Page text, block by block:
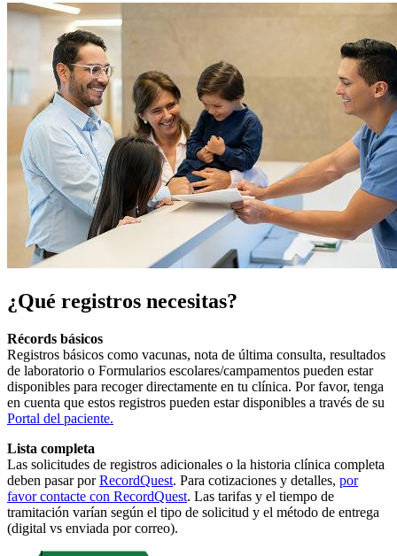
¿Qué registros necesitas?
Récords básicos
Registros básicos como vacunas, nota de última consulta, resultados
de laboratorio o Formularios escolares/campamentos pueden estar
disponibles para recoger directamente en tu clínica. Por favor, tenga
en cuenta que estos registros pueden estar disponibles a través de su
Portal del paciente.
Lista completa
Las solicitudes de registros adicionales o la historia clínica completa
deben pasar porRecordQuest. Para cotizaciones y detalles, por
favor contacte con RecordQuest. Las tarifas y el tiempo de
tramitación varían según el tipo de solicitud y el método de entrega
(digital vs enviada por correo).